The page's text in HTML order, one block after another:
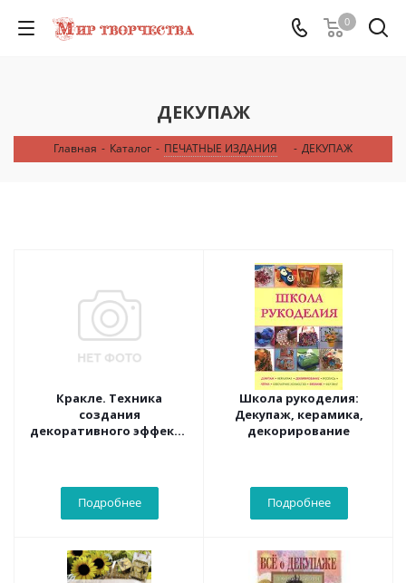
0
ДЕКУПАЖ
Главная - Каталог - ПЕЧАТНЫЕ ИЗДАНИЯ - ДЕКУПАЖ
Кракле. Техника
создания
декоративного эффекта
Подробнее
Школа рукоделия:
Декупаж, керамика,
декорирование
Подробнее